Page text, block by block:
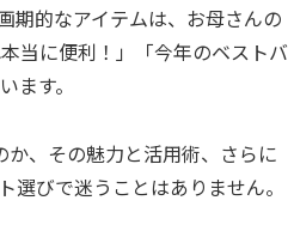
期的なアイテムは、お母さんの
当に便利！」「今年のベストバ
ます。
、その魅力と活用術、さらに
びで迷うことはありません。